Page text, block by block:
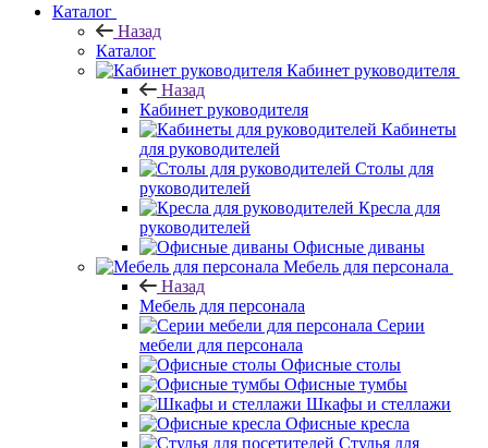
Каталог
Назад
Каталог
Кабинет руководителя
Назад
Кабинет руководителя
Кабинеты
для руководителей
Столы для
руководителей
Кресла для
руководителей
Офисные диваны
Мебель для персонала
Назад
Мебель для персонала
Серии
мебели для персонала
Офисные столы
Офисные тумбы
Шкафы и стеллажи
Офисные кресла
Стулья для